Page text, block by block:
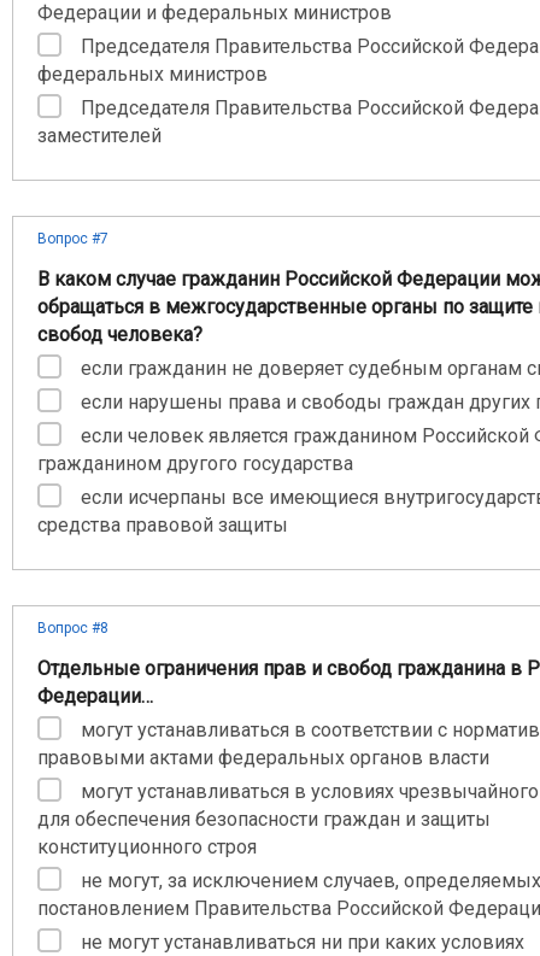
Федерации и федеральных министров
Председателя Правительства Российской
федеральных министров
Председателя Правительства Российской
заместителей
Вопрос #7
В каком случае гражданин Российской Федерации
обращаться в межгосударственные органы по защите
свобод человека?
если гражданин не доверяет судебным органам
если нарушены права и свободы граждан других
если человек является гражданином
гражданином другого государства
если исчерпаны все имеющиеся
средства правовой защиты
Вопрос #8
Отдельные ограничения прав и свобод гражданина в
Федерации…
могут устанавливаться в соответствии с
правовыми актами федеральных органов власти
могут устанавливаться в условиях
для обеспечения безопасности граждан и защиты
конституционного строя
не могут, за исключением случаев, определяемых
постановлением Правительства Российской
не могут устанавливаться ни при каких условиях